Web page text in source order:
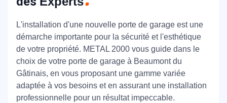
L'installation d'une nouvelle porte de garage est une
démarche importante pour la sécurité et l'esthétique
de votre propriété. METAL 2000 vous guide dans le
choix de votre porte de garage à Beaumont du
Gâtinais, en vous proposant une gamme variée
adaptée à vos besoins et en assurant une installation
professionnelle pour un résultat impeccable.